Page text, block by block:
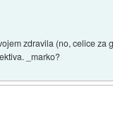
zdravila (no, celice
_marko?